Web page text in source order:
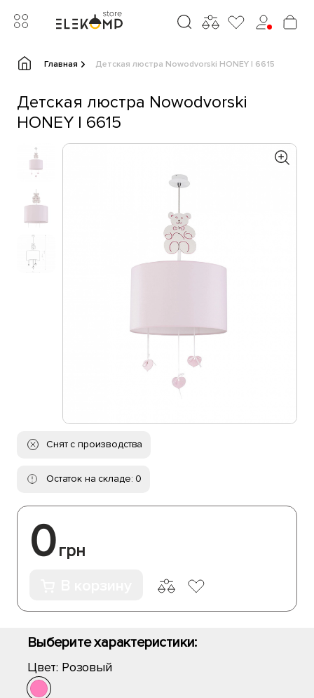
Главная Детская люстра Nowodvorski HONEY I 6615
Детская люстра Nowodvorski
HONEY I 6615
Снят с производства
Остаток на складе: 0
0грн
Выберите характеристики:
Цвет: Розовый